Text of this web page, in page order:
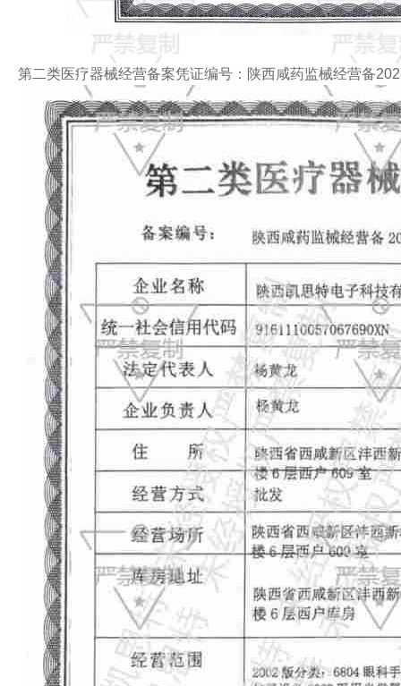
第二类医疗器械经营备案凭证编号： 陕西咸药监械经营备